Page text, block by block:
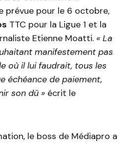
prévue pour le 6 octobre,
TTC pour la Ligue 1 et la
Etienne Moatti. « La
manifestement pas
où il lui faudrait, tous les
échéance de paiement,
son dû » écrit le
le boss de Médiapro a